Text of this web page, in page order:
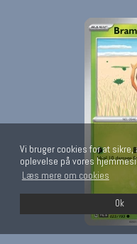
Vi bruger cookies for at
oplevelse på vores
Læs mere om cookies
Ok